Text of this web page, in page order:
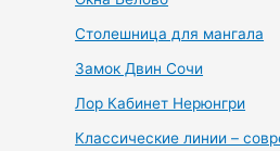
Столешница для мангала
Замок Двин Сочи
Лор Кабинет Нерюнгри
Классические линии –